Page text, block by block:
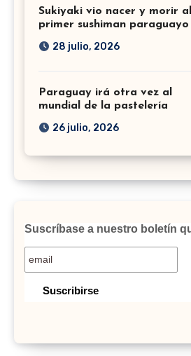
Sukiyaki vio nacer y morir al
primer sushiman paraguayo
28 julio, 2026
Paraguay irá otra vez al
mundial de la pastelería
26 julio, 2026
Suscríbase a nuestro boletín